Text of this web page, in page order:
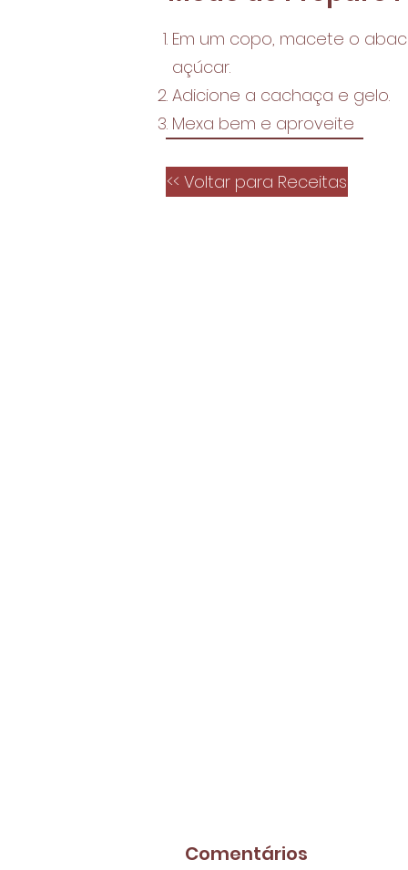
Em um copo, macete o
açúcar.
Adicione a cachaça e gelo.
Mexa bem e aproveite
<< Voltar para Receitas
Comentários